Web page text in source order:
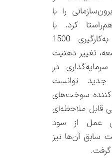
را با
کرد. با
سازماندهی مجدد و به‌کارگیری 1500
تغییر ذهنیت
در
جدید توانست
سوخت‌های
قابل ملاحظه‌ای
عمل از سود
سابق آن‌ها نیز